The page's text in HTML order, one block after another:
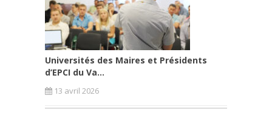
Universités des Maires et Présidents
d’EPCI du Va...
13 avril 2026